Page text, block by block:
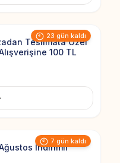
23 gün kaldı
Add to
Teslimata Özel
100 TL
7 gün kaldı
Add to
İndirimli